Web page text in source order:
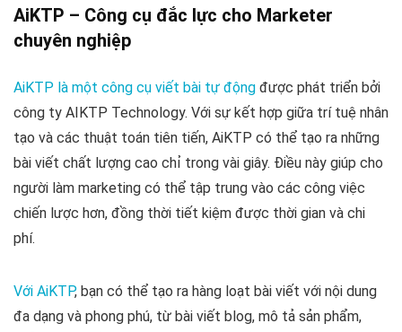
AiKTP – Công cụ đắc lực cho Marketer
chuyên nghiệp
AiKTP là một công cụ viết bài tự động được phát triển bởi
công ty AIKTP Technology. Với sự kết hợp giữa trí tuệ nhân
tạo và các thuật toán tiên tiến, AiKTP có thể tạo ra những
bài viết chất lượng cao chỉ trong vài giây. Điều này giúp cho
người làm marketing có thể tập trung vào các công việc
chiến lược hơn, đồng thời tiết kiệm được thời gian và chi
phí.
Với AiKTP, bạn có thể tạo ra hàng loạt bài viết với nội dung
đa dạng và phong phú, từ bài viết blog, mô tả sản phẩm,